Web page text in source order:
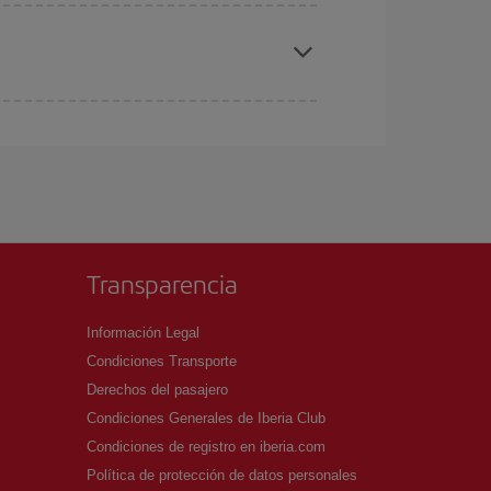
Transparencia
Información Legal
Condiciones Transporte
Derechos del pasajero
Condiciones Generales de Iberia Club
Condiciones de registro en iberia.com
Política de protección de datos personales